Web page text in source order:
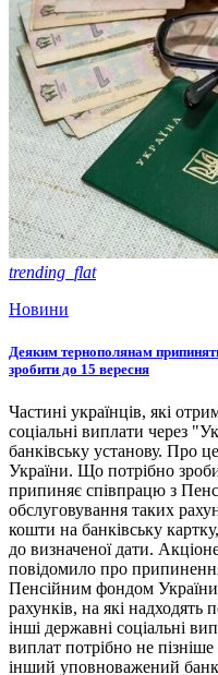
trending_flat
Новини
Деяким тернополянам
зробити до 15 вересня
Частині українців, які
соціальні виплати через
банківську установу. Про
України. Що потрібно
припиняє співпрацю з
обслуговування таких
кошти на банківську
до визначеної дати.
повідомило про
Пенсійним фондом України
рахунків, на які надходять
інші державні соціальні
виплат потрібно не
інший уповноважений